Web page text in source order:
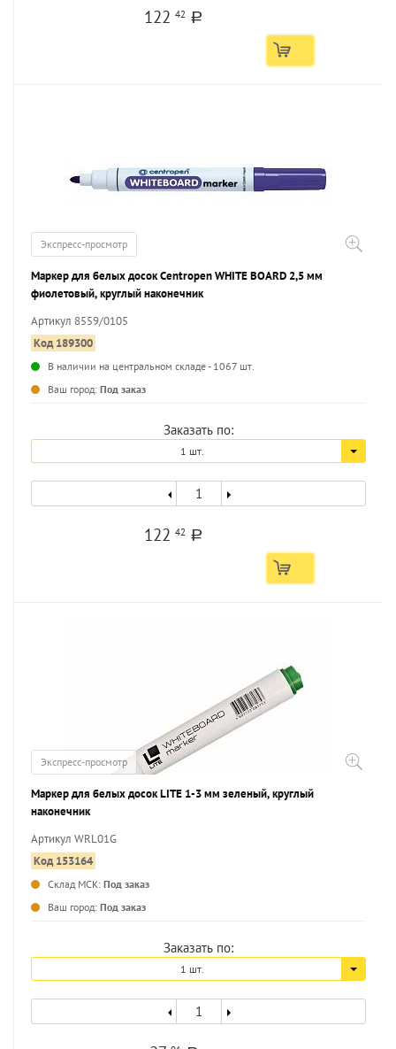
12242 a
Экспресс-просмотр
Маркер для белых досок Centropen WHITE BOARD 2,5 мм
фиолетовый, круглый наконечник
Артикул 8559/0105
Код 189300
В наличии на центральном складе - 1067 шт.
Ваш город: Под заказ
Заказать по:
1 шт.
12242 a
Экспресс-просмотр
Маркер для белых досок LITE 1-3 мм зеленый, круглый
наконечник
Артикул WRL01G
Код 153164
Склад МСК: Под заказ
Ваш город: Под заказ
Заказать по:
1 шт.